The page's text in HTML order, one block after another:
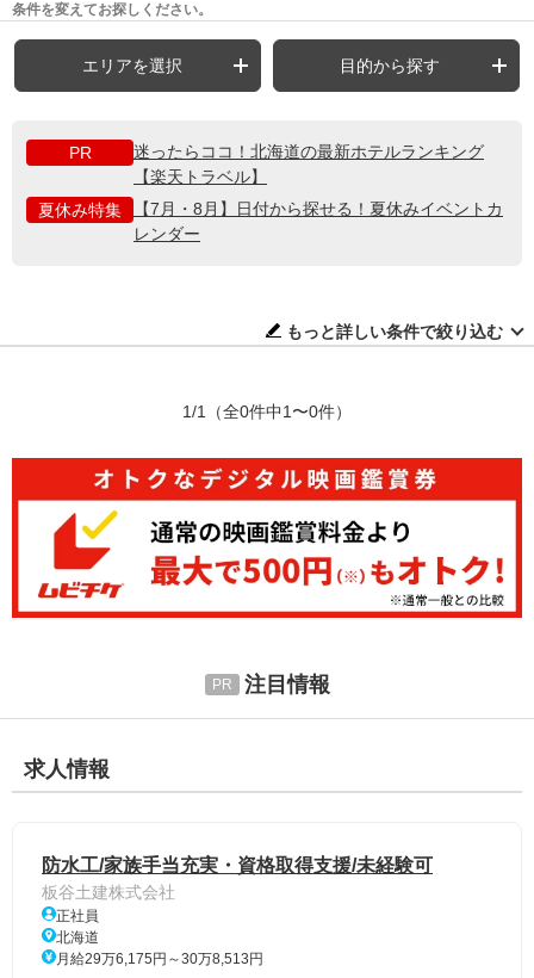
条件を変えてお探しください。
エリアを選択 目的から探す
PR
迷ったらココ！北海道の最新ホテルランキング
【楽天トラベル】
夏休み特集
【7月・8月】日付から探せる！夏休みイベントカ
レンダー
もっと詳しい条件で絞り込む
1/1 （全0件中1〜0件）
注目情報
求人情報
防水工/家族手当充実・資格取得支援/未経験可
板谷土建株式会社
正社員
北海道
月給29万6,175円～30万8,513円